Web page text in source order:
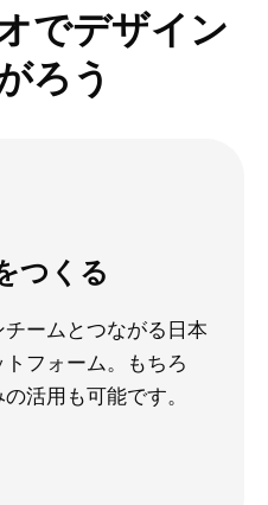
でデザイン
ろう
つくる
ームとつながる日本
フォーム。もちろ
活用も可能です。